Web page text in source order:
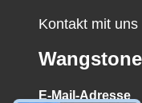
Kontakt mit uns
E-Mail-Adresse